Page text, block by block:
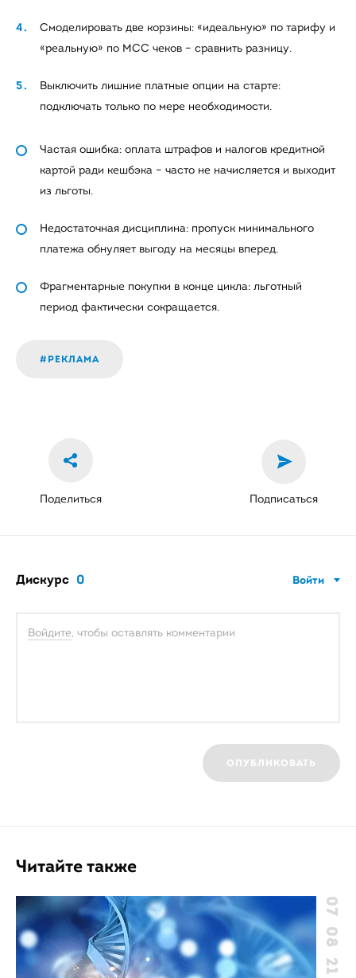
Смоделировать две корзины: «идеальную» по тарифу и
«реальную» по MCC чеков – сравнить разницу.
Выключить лишние платные опции на старте:
подключать только по мере необходимости.
Частая ошибка: оплата штрафов и налогов кредитной
картой ради кешбэка – часто не начисляется и выходит
из льготы.
Недостаточная дисциплина: пропуск минимального
платежа обнуляет выгоду на месяцы вперед.
Фрагментарные покупки в конце цикла: льготный
период фактически сокращается.
#РЕКЛАМА
Поделиться Подписаться
Дискурс 0 Войти
Войдите, чтобы оставлять комментарии
ОПУБЛИКОВАТЬ
Читайте также
07 08 21